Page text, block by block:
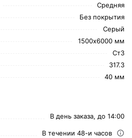
Средняя
Без покрытия
Серый
1500х6000 мм
Ст3
317.3
40 мм
В день заказа, до 14:00
В течении 48-и часов